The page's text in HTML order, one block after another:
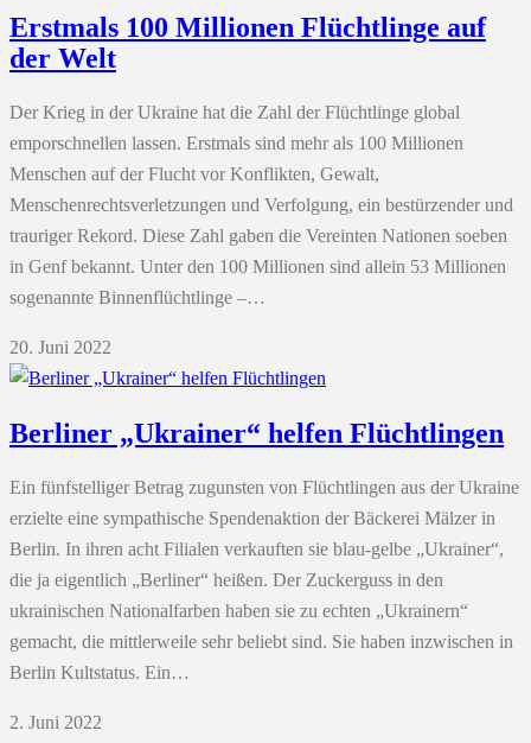
Erstmals 100 Millionen Flüchtlinge auf
der Welt
Der Krieg in der Ukraine hat die Zahl der Flüchtlinge global
emporschnellen lassen. Erstmals sind mehr als 100 Millionen
Menschen auf der Flucht vor Konflikten, Gewalt,
Menschenrechtsverletzungen und Verfolgung, ein bestürzender und
trauriger Rekord. Diese Zahl gaben die Vereinten Nationen soeben
in Genf bekannt. Unter den 100 Millionen sind allein 53 Millionen
sogenannte Binnenflüchtlinge –…
20. Juni 2022
Berliner „Ukrainer“ helfen Flüchtlingen
Ein fünfstelliger Betrag zugunsten von Flüchtlingen aus der Ukraine
erzielte eine sympathische Spendenaktion der Bäckerei Mälzer in
Berlin. In ihren acht Filialen verkauften sie blau-gelbe „Ukrainer“,
die ja eigentlich „Berliner“ heißen. Der Zuckerguss in den
ukrainischen Nationalfarben haben sie zu echten „Ukrainern“
gemacht, die mittlerweile sehr beliebt sind. Sie haben inzwischen in
Berlin Kultstatus. Ein…
2. Juni 2022